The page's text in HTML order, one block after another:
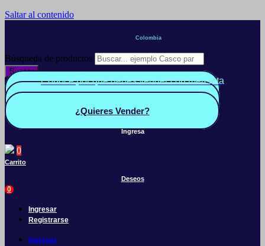
Saltar al contenido
Colombia
Búsqueda de productos
Buscar
Conoce por qué debes vender con mercleta
Quiero Vender
¿Quieres Vender?
Ingresa
0
Carrito
Deseos
0
Ingresar
Registrarse
Ingresar